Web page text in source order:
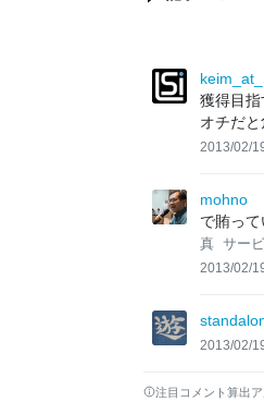
獲得目
オチだと
2013/02/
mohno
で賄っ
真 サー
2013/02/
2013/02/
注目コメント算出